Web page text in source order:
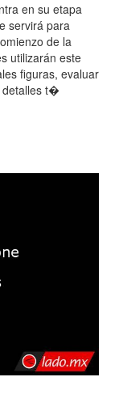
en su etapa
servirá para
de la
utilizarán este
figuras, evaluar
detalles t�